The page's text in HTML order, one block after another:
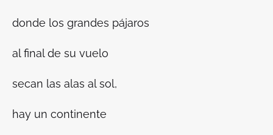
donde los grandes pájaros
al final de su vuelo
secan las alas al sol,
hay un continente